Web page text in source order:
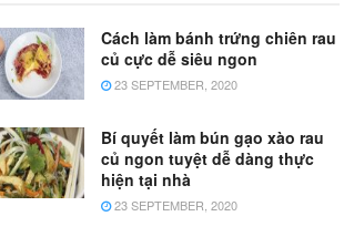
Cách làm bánh trứng chiên rau
củ cực dễ siêu ngon
23 SEPTEMBER, 2020
Bí quyết làm bún gạo xào rau
củ ngon tuyệt dễ dàng thực
hiện tại nhà
23 SEPTEMBER, 2020